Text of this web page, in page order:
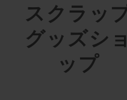
スクラッ
グッズショ
ップ